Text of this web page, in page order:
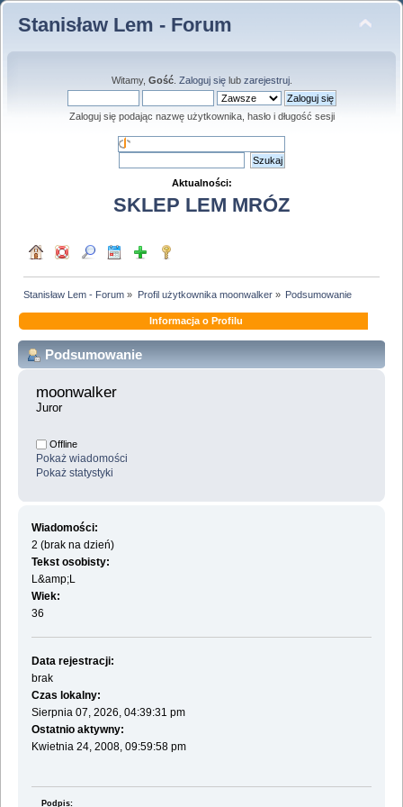
Stanisław Lem - Forum
Witamy, Gość. Zaloguj sięlub zarejestruj.
Zaloguj się podając nazwę użytkownika, hasło i długość sesji
Aktualności:
SKLEP LEM MRÓZ
Stanisław Lem - Forum » Profil użytkownika moonwalker» Podsumowanie
Informacja o Profilu
Podsumowanie
moonwalker
Juror
Offline
Pokaż wiadomości
Pokaż statystyki
Wiadomości:
2 (brak na dzień)
Tekst osobisty:
L&amp;L
Wiek:
36
Data rejestracji:
brak
Czas lokalny:
Sierpnia 07, 2026, 04:39:31 pm
Ostatnio aktywny:
Kwietnia 24, 2008, 09:59:58 pm
Podpis: